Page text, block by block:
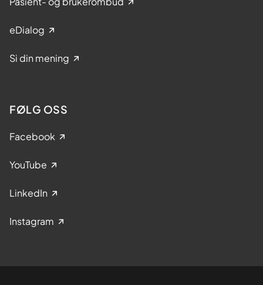
eDialog
Si din mening
FØLG OSS
Facebook
YouTube
LinkedIn
Instagram